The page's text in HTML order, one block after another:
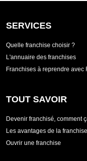
SERVICES
Quelle franchise choisir ?
L'annuaire des franchises
Franchises à reprendre avec
TOUT SAVOIR
Devenir franchisé, comment
Les avantages de la franchise
Ouvrir une franchise